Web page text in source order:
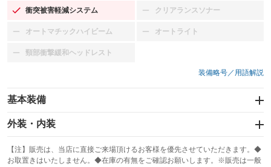
衝突被害軽減システム
：装備あり クリアランスソナー
：装備なし
オートマチックハイビーム
：装備なし オートライト
：装備なし
頸部衝撃緩和ヘッドレスト
：装備なし
装備略号／用語解説
基本装備
エアバッグ：運転席/助手席
：装備あり
：装備あり
サンルーフ ABS
外装・内装
カーナビ：SDナビ
：装備あり
【注】販売は、当店に直接ご来場頂けるお客様を優先させていただきます。◆
お取置きはいたしません。◆在庫の有無をご確認お願いします。※販売は一般